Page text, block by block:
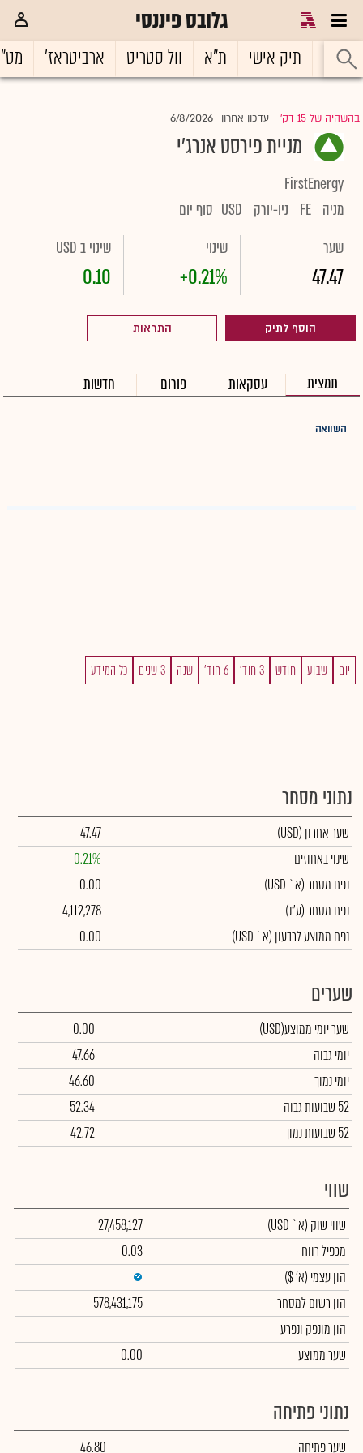
גלובס פיננסי
ראשי תיק אישי ת"א וול סטריט ארביטראז'
בהשהיה של 15 דק' |עדכון אחרון 6/8/2026
מניית פירסט אנרג'י
FirstEnergy
מניה FE ניו-יורק USD סוף יום
שער
47.47
שינוי
+0.21%
שינוי ב USD
0.10
הוסף לתיק התראות
תמצית עסקאות פורום חדשות
השוואה
יום שבוע חודש 3 חוד' 6 חוד' שנה 3 שנים כל המידע
נתוני מסחר
שער אחרון (USD)
47.47
שינוי באחוזים
0.21%
נפח מסחר(א` USD)
0.00
נפח מסחר(ע"נ)
4,112,278
נפח ממוצע לרבעון (א` USD)
0.00
שערים
שער יומי ממוצע(USD)
0.00
יומי גבוה
47.66
יומי נמוך
46.60
52 שבועות גבוה
52.34
52 שבועות נמוך
42.72
שווי
שווי שוק (א` USD)
27,458,127
מכפיל רווח
0.03
הון עצמי (א' $)
הון רשום למסחר
578,431,175
הון מונפק ונפרע
שער ממוצע
0.00
נתוני פתיחה
שער פתיחה 46.80